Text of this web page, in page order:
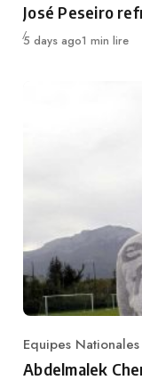
José Peseiro
Publié
5 days ago1 min lire
Category
Equipes Nationales
Abdelmalek